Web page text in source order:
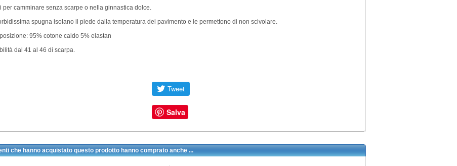
per camminare senza scarpe o nella ginnastica dolce.
spugna isolano il piede dalla temperatura del pavimento e le permettono di non scivolare.
95% cotone caldo 5% elastan
dal 41 al 46 di scarpa.
Salva
che hanno acquistato questo prodotto hanno comprato anche ...